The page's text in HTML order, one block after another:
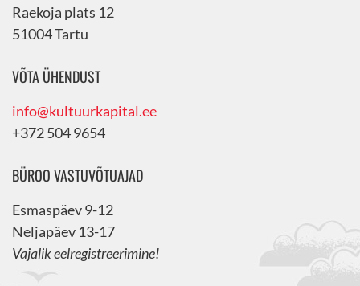
Raekoja plats 12
51004 Tartu
VÕTA ÜHENDUST
info@kultuurkapital.ee
+372 504 9654
BÜROO VASTUVÕTUAJAD
Esmaspäev 9-12
Neljapäev 13-17
Vajalik eelregistreerimine!